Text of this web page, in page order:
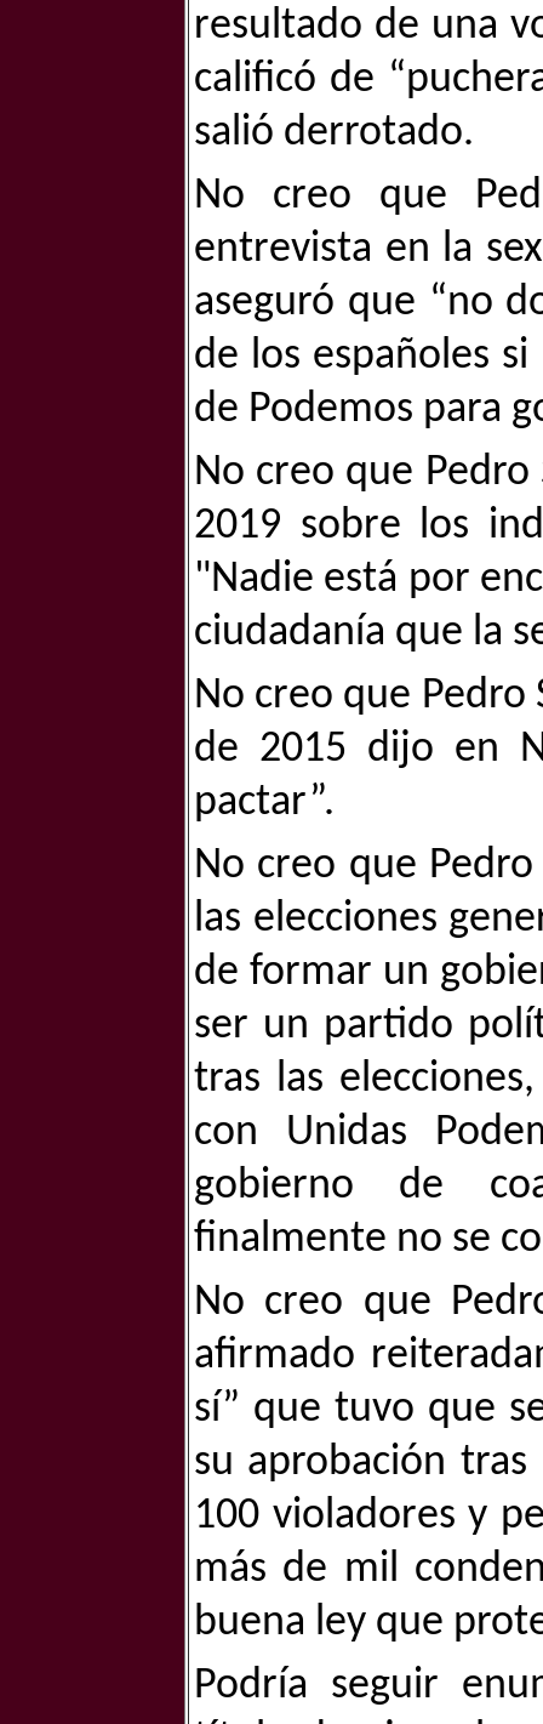
resultado de una
calificó de
salió derrotado.
No creo que
entrevista en la
aseguró que “no
de los españoles
de Podemos para
No creo que
2019 sobre los
"Nadie está por
ciudadanía que la
No creo que Pedro
de 2015 dijo en
pactar”.
No creo que
las elecciones
de formar un
ser un partido
tras las
con Unidas
gobierno de
finalmente no se
No creo que
afirmado
sí” que tuvo que
su aprobación
100 violadores y
más de mil
buena ley que
Podría seguir